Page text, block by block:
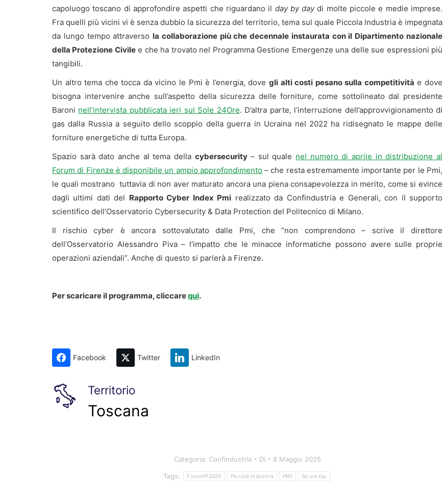
capoluogo toscano di approfondire aspetti che riguardano il day by daydi molte piccole e medie imprese.
Fra quelli più vicini vi è senza dubbio la sicurezza del territorio, tema sul quale Piccola Industria è impegnata
da lungo tempo attraverso la collaborazione più che decennale instaurata con il Dipartimento nazionale
della Protezione Civilee che ha trovato nel Programma Gestione Emergenze una delle sue espressioni più
tangibili.
Un altro tema che tocca da vicino le Pmi è l’energia, dove gli alti costi pesano sulla competitività e dove
bisogna intervenire anche sull’aspetto della sicurezza delle forniture, come sottolineato dal presidente
Baroni nell’intervista pubblicata ieri sul Sole 24Ore. D’altra parte, l’interruzione dell’approvvigionamento di
gas dalla Russia a seguito dello scoppio della guerra in Ucraina nel 2022 ha ridisegnato le mappe delle
forniture energetiche di tutta Europa.
Spazio sarà dato anche al tema della cybersecurity– sul quale nel numero di aprile in distribuzione al
Forum di Firenze è disponibile un ampio approfondimento– che resta estremamente importante per le Pmi,
le quali mostrano tuttavia di non aver maturato ancora una piena consapevolezza in merito, come si evince
dagli ultimi dati del Rapporto Cyber Index Pmi realizzato da Confindustria e Generali, con il supporto
scientifico dell’Osservatorio Cybersecurity & Data Protection del Politecnico di Milano.
Il rischio cyber è ancora sottovalutato dalle Pmi, che “non comprendono – scrive il direttore
dell’Osservatorio Alessandro Piva – l’impatto che le minacce informatiche possono avere sulle proprie
operazioni aziendali”. Anche di questo si parlerà a Firenze.
Per scaricare il programma, cliccarequi.
Facebook Twitter LinkedIn
Territorio
Toscana
Categoria: Confindustria Di 8 Maggio 2025
Tags: ForumPI2025 Piccola Industria PMI Sicurezza